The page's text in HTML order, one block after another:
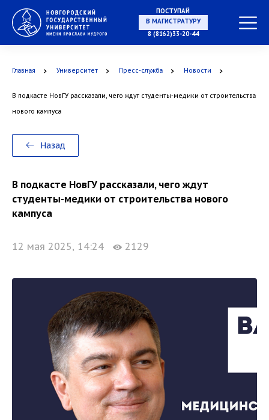
ПОСТУПАЙ
НА СПЕЦИАЛИТЕТ
В МАГИСТРАТУРУ
8 (8162)33-20-44
Главная Университет Пресс-служба Новости
В подкасте НовГУ рассказали, чего ждут студенты-медики от строительства
нового кампуса
Назад
В подкасте НовГУ рассказали, чего ждут
студенты-медики от строительства нового
кампуса
12 мая 2025, 14:24 2129